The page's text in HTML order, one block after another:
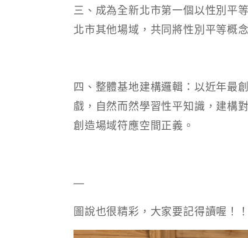
三、成為全新北市第一個以性別平
北市其他場域，共同將性別平等概
四、整體基地建構邏輯：以近年最
戲，自然而然學習性平知識，建構
創造場域符應空間正義。
—
圖說也很精彩，大家要記得讀喔！